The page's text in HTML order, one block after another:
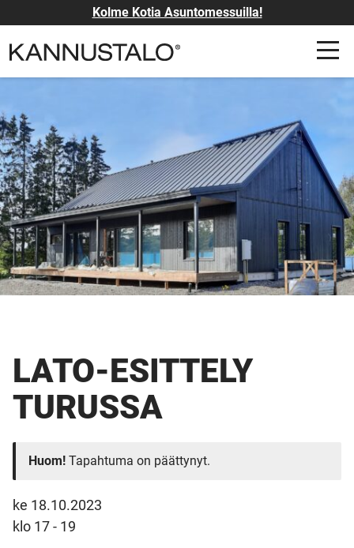
Kolme Kotia Asuntomessuilla!
LATO-ESITTELY
TURUSSA
Huom! Tapahtuma on päättynyt.
ke 18.10.2023
klo 17 - 19